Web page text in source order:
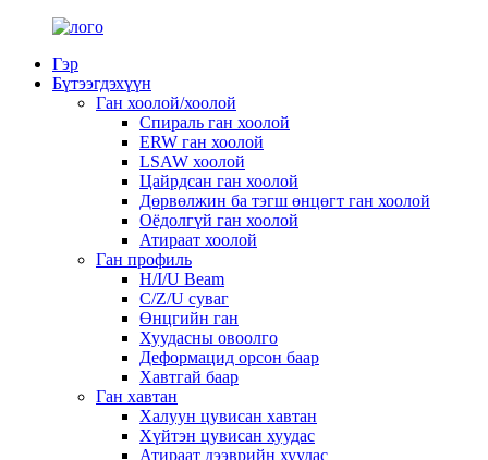
Гэр
Бүтээгдэхүүн
Ган хоолой/хоолой
Спираль ган хоолой
ERW ган хоолой
LSAW хоолой
Цайрдсан ган хоолой
Дөрвөлжин ба тэгш өнцөгт ган хоолой
Оёдолгүй ган хоолой
Атираат хоолой
Ган профиль
H/I/U Beam
C/Z/U суваг
Өнцгийн ган
Хуудасны овоолго
Деформацид орсон баар
Хавтгай баар
Ган хавтан
Халуун цувисан хавтан
Хүйтэн цувисан хуудас
Атираат дээврийн хуудас